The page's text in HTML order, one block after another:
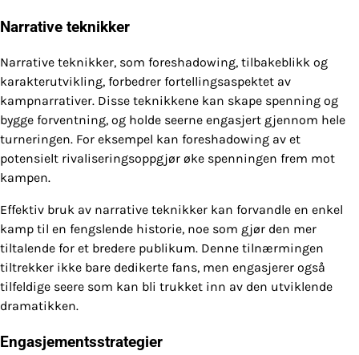
Narrative teknikker
Narrative teknikker, som foreshadowing, tilbakeblikk og
karakterutvikling, forbedrer fortellingsaspektet av
kampnarrativer. Disse teknikkene kan skape spenning og
bygge forventning, og holde seerne engasjert gjennom hele
turneringen. For eksempel kan foreshadowing av et
potensielt rivaliseringsoppgjør øke spenningen frem mot
kampen.
Effektiv bruk av narrative teknikker kan forvandle en enkel
kamp til en fengslende historie, noe som gjør den mer
tiltalende for et bredere publikum. Denne tilnærmingen
tiltrekker ikke bare dedikerte fans, men engasjerer også
tilfeldige seere som kan bli trukket inn av den utviklende
dramatikken.
Engasjementsstrategier